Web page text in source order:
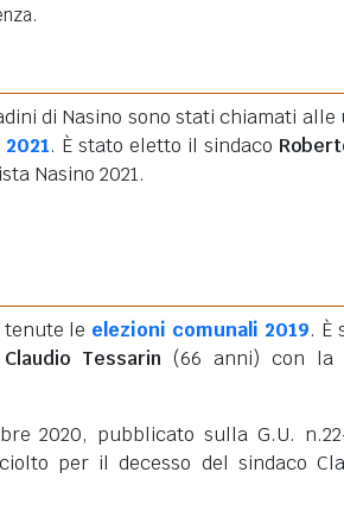
di Nasino sono stati chiamati alle
. È stato eletto il sindaco
Nasino 2021.
tenute le elezioni comunali 2019. È
Claudio Tessarin (66 anni) con la
2020, pubblicato sulla G.U.
per il decesso del sindaco